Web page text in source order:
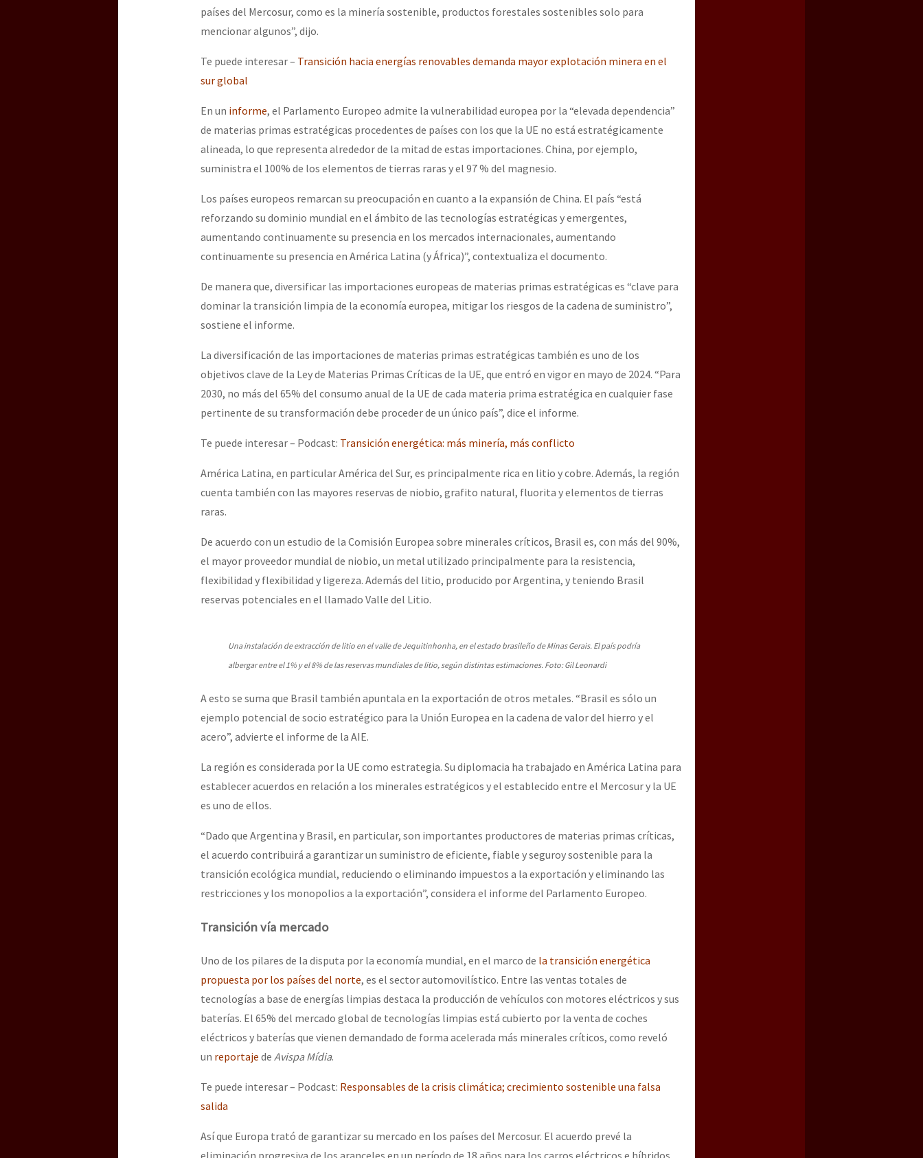
países del Mercosur, como es la minería sostenible, productos forestales sostenibles solo para
mencionar algunos”, dijo.
Te puede interesar – Transición hacia energías renovables demanda mayor explotación minera en el
sur global
En un informe, el Parlamento Europeo admite la vulnerabilidad europea por la “elevada dependencia”
de materias primas estratégicas procedentes de países con los que la UE no está estratégicamente
alineada, lo que representa alrededor de la mitad de estas importaciones. China, por ejemplo,
suministra el 100% de los elementos de tierras raras y el 97 % del magnesio.
Los países europeos remarcan su preocupación en cuanto a la expansión de China. El país “está
reforzando su dominio mundial en el ámbito de las tecnologías estratégicas y emergentes,
aumentando continuamente su presencia en los mercados internacionales, aumentando
continuamente su presencia en América Latina (y África)”, contextualiza el documento.
De manera que, diversificar las importaciones europeas de materias primas estratégicas es “clave para
dominar la transición limpia de la economía europea, mitigar los riesgos de la cadena de suministro”,
sostiene el informe.
La diversificación de las importaciones de materias primas estratégicas también es uno de los
objetivos clave de la Ley de Materias Primas Críticas de la UE, que entró en vigor en mayo de 2024. “Para
2030, no más del 65% del consumo anual de la UE de cada materia prima estratégica en cualquier fase
pertinente de su transformación debe proceder de un único país”, dice el informe.
Te puede interesar – Podcast: Transición energética: más minería, más conflicto
América Latina, en particular América del Sur, es principalmente rica en litio y cobre. Además, la región
cuenta también con las mayores reservas de niobio, grafito natural, fluorita y elementos de tierras
raras.
De acuerdo con un estudio de la Comisión Europea sobre minerales críticos, Brasil es, con más del 90%,
el mayor proveedor mundial de niobio, un metal utilizado principalmente para la resistencia,
flexibilidad y flexibilidad y ligereza. Además del litio, producido por Argentina, y teniendo Brasil
reservas potenciales en el llamado Valle del Litio.
Una instalación de extracción de litio en el valle de Jequitinhonha, en el estado brasileño de Minas Gerais. El país podría
albergar entre el 1% y el 8% de las reservas mundiales de litio, según distintas estimaciones. Foto: Gil Leonardi
A esto se suma que Brasil también apuntala en la exportación de otros metales. “Brasil es sólo un
ejemplo potencial de socio estratégico para la Unión Europea en la cadena de valor del hierro y el
acero”, advierte el informe de la AIE.
La región es considerada por la UE como estrategia. Su diplomacia ha trabajado en América Latina para
establecer acuerdos en relación a los minerales estratégicos y el establecido entre el Mercosur y la UE
es uno de ellos.
“Dado que Argentina y Brasil, en particular, son importantes productores de materias primas críticas,
el acuerdo contribuirá a garantizar un suministro de eficiente, fiable y seguroy sostenible para la
transición ecológica mundial, reduciendo o eliminando impuestos a la exportación y eliminando las
restricciones y los monopolios a la exportación”, considera el informe del Parlamento Europeo.
Transición vía mercado
Uno de los pilares de la disputa por la economía mundial, en el marco de la transición energética
propuesta por los países del norte, es el sector automovilístico. Entre las ventas totales de
tecnologías a base de energías limpias destaca la producción de vehículos con motores eléctricos y sus
baterías. El 65% del mercado global de tecnologías limpias está cubierto por la venta de coches
eléctricos y baterías que vienen demandado de forma acelerada más minerales críticos, como reveló
un reportaje de Avispa Mídia.
Te puede interesar – Podcast: Responsables de la crisis climática; crecimiento sostenible una falsa
salida
Así que Europa trató de garantizar su mercado en los países del Mercosur. El acuerdo prevé la